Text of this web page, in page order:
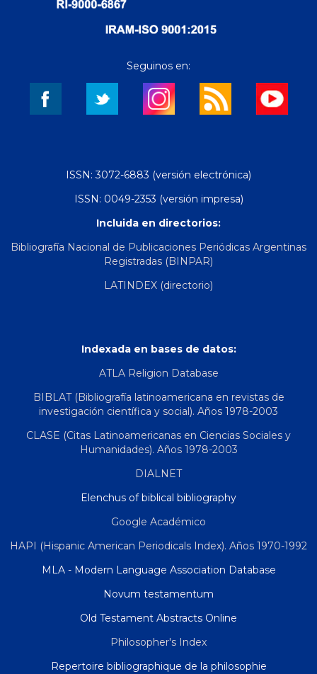
Seguinos en:
ISSN: 3072-6883 (versión electrónica)
ISSN: 0049-2353 (versión impresa)
Incluida en directorios:
Bibliografía Nacional de Publicaciones Periódicas Argentinas
Registradas (BINPAR)
LATINDEX (directorio)
Indexada en bases de datos:
ATLA Religion Database
BIBLAT (Bibliografía latinoamericana en revistas de
investigación científica y social). Años 1978-2003
CLASE (Citas Latinoamericanas en Ciencias Sociales y
Humanidades). Años 1978-2003
DIALNET
Elenchus of biblical bibliography
Google Académico
HAPI (Hispanic American Periodicals Index). Años 1970-1992
MLA - Modern Language Association Database
Novum testamentum
Old Testament Abstracts Online
Philosopher's Index
Repertoire bibliographique de la philosophie